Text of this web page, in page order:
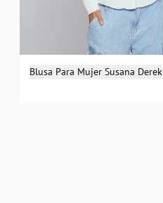
Selecciona una talla
Blusa Para Mujer Susana Derek